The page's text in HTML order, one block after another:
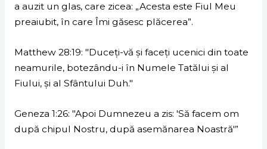
a auzit un glas, care zicea: „Acesta este Fiul Meu
preaiubit, în care Îmi găsesc plăcerea”.
Matthew 28:19: "Duceţi-vă şi faceţi ucenici din toate
neamurile, botezându-i în Numele Tatălui şi al
Fiului, şi al Sfântului Duh."
Geneza 1:26: "Apoi Dumnezeu a zis: 'Să facem om
după chipul Nostru, după asemănarea Noastră'”